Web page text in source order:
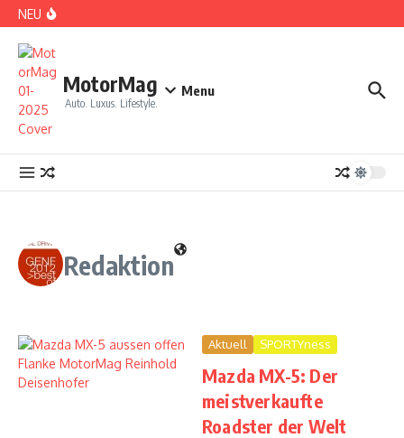
Zum Inhalt springen
NEU
CDE 2026: High Class Event in München
MotorMag
Auto. Luxus. Lifestyle.
Menu
Redaktion
Aktuell SPORTYness
Mazda MX-5: Der
meistverkaufte
Roadster der Welt